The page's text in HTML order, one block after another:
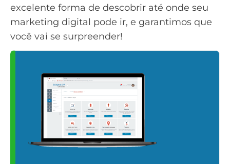
excelente forma de descobrir até onde seu
marketing digital pode ir, e garantimos que
você vai se surpreender!